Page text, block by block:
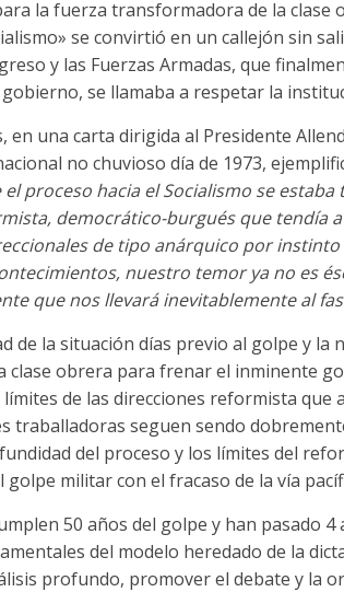
la fuerza transformadora de la clase
se convirtió en un callejón sin
y las Fuerzas Armadas, que
gobierno, se llamaba a respetar la
, en una carta dirigida al Presidente
no chuvioso día de 1973,
proceso hacia el Socialismo se
, democrático-burgués que tendía
de tipo anárquico por
, nuestro temor ya no es
que nos llevará inevitablemente al
de la situación días previo al golpe y la
clase obrera para frenar el inminente
de las direcciones reformista que
traballadoras seguen sendo
del proceso y los límites del
militar con el fracaso de la vía
50 años del golpe y han pasado 4
del modelo heredado de la
profundo, promover el debate y la